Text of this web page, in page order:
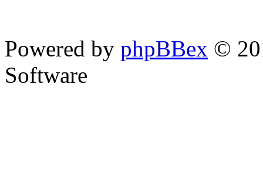
Powered by phpBBex ©
Software